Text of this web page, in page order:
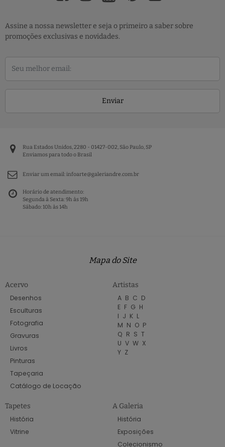
Assine a nossa newsletter e seja o primeiro a saber sobre
promoções exclusivas e novidades.
Enviar
Rua Estados Unidos, 2280 - 01427-002, São Paulo, SP
Enviamos para todo o Brasil
Enviar um email:infoarte@galeriandre.com.br
Horário de atendimento:
Segunda à Sexta: 9h às 19h
Sábado: 10h às 14h
Mapa do Site
Acervo
Desenhos
Esculturas
Fotografia
Gravuras
Livros
Pinturas
Tapeçaria
Catálogo de Locação
Artistas
A B C D
E F G H
I J K L
M N O P
Q R S T
U V W X
Y Z
Tapetes
História
Vitrine
A Galeria
História
Exposições
Colecionismo